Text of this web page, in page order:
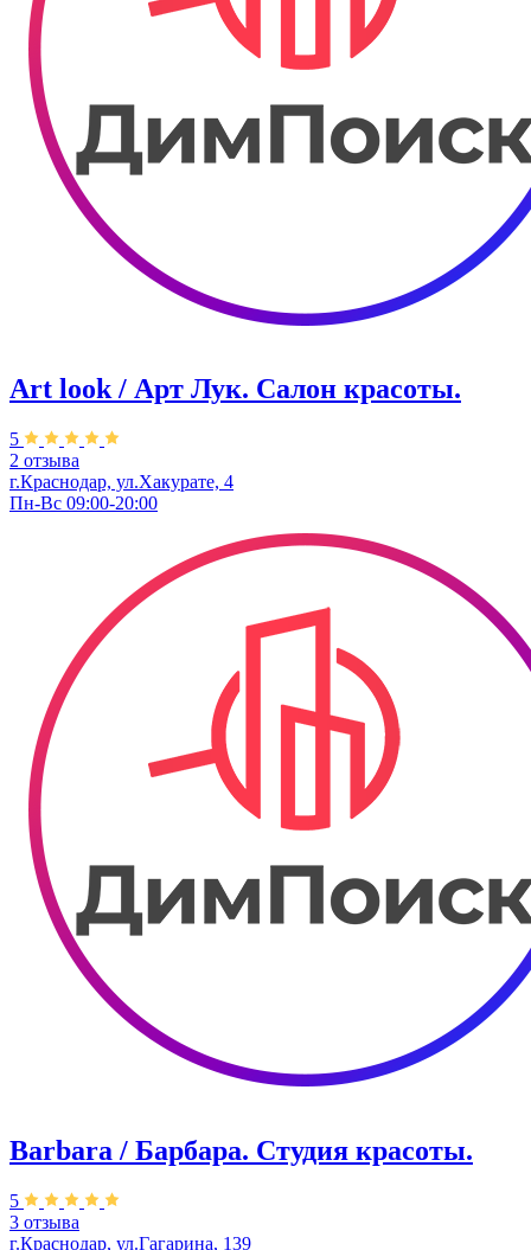
Art look / Арт Лук. Салон красоты.
5
2 отзыва
г.Краснодар, ул.Хакурате, 4
Пн-Вс 09:00-20:00
Barbara / Барбара. Студия красоты.
5
3 отзыва
г.Краснодар, ул.Гагарина, 139